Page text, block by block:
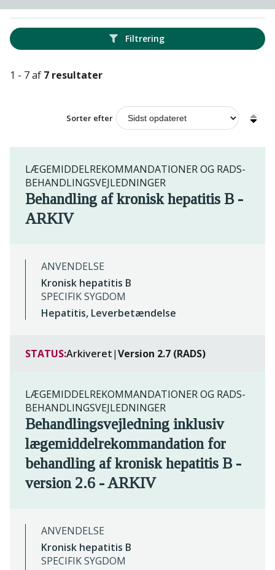
Filtrering
1 - 7 af 7 resultater
Sorter efter
LÆGEMIDDELREKOMMANDATIONER OG RADS-
BEHANDLINGSVEJLEDNINGER
Behandling af kronisk hepatitis B -
ARKIV
ANVENDELSE
Kronisk hepatitis B
SPECIFIK SYGDOM
Hepatitis, Leverbetændelse
STATUS:Arkiveret|Version 2.7 (RADS)
LÆGEMIDDELREKOMMANDATIONER OG RADS-
BEHANDLINGSVEJLEDNINGER
Behandlingsvejledning inklusiv
lægemiddelrekommandation for
behandling af kronisk hepatitis B -
version 2.6 - ARKIV
ANVENDELSE
Kronisk hepatitis B
SPECIFIK SYGDOM